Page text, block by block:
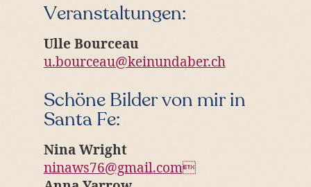
Veranstaltungen:
Ulle Bourceau
u.bourceau@keinundaber.ch
Schöne Bilder von mir in
Santa Fe:
Nina Wright
ninaws76@gmail.com